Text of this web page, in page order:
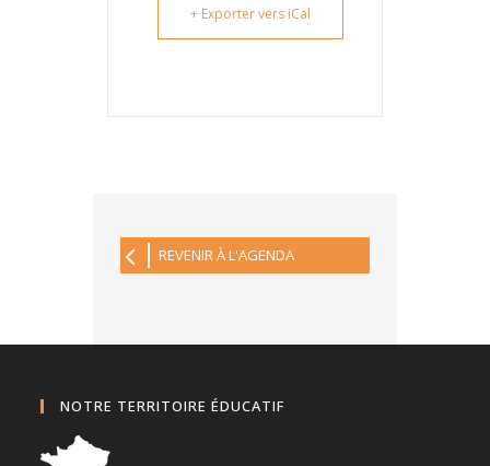
+ Exporter vers iCal
REVENIR À L'AGENDA
NOTRE TERRITOIRE ÉDUCATIF